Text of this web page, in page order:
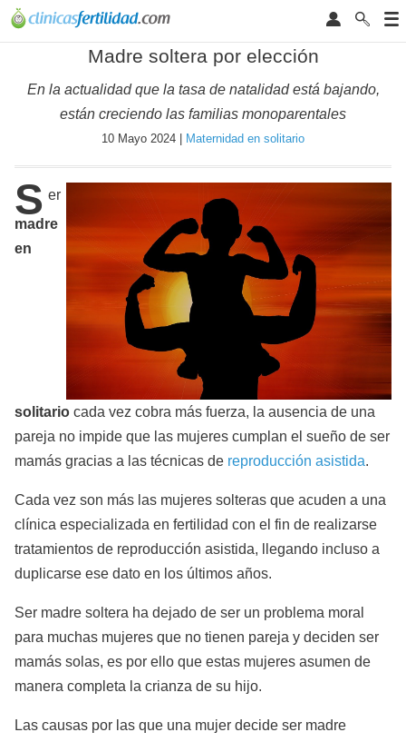
Madre soltera por elección
En la actualidad que la tasa de natalidad está bajando,
están creciendo las familias monoparentales
10 Mayo 2024 | Maternidad en solitario
S er
madre
en
solitario cada vez cobra más fuerza, la ausencia de una
pareja no impide que las mujeres cumplan el sueño de ser
mamás gracias a las técnicas de reproducción asistida.
Cada vez son más las mujeres solteras que acuden a una
clínica especializada en fertilidad con el fin de realizarse
tratamientos de reproducción asistida, llegando incluso a
duplicarse ese dato en los últimos años.
Ser madre soltera ha dejado de ser un problema moral
para muchas mujeres que no tienen pareja y deciden ser
mamás solas, es por ello que estas mujeres asumen de
manera completa la crianza de su hijo.
Las causas por las que una mujer decide ser madre